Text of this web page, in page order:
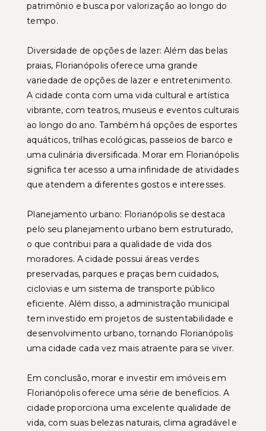
patrimônio e busca por valorização ao longo do
tempo.
Diversidade de opções de lazer: Além das belas
praias, Florianópolis oferece uma grande
variedade de opções de lazer e entretenimento.
A cidade conta com uma vida cultural e artística
vibrante, com teatros, museus e eventos culturais
ao longo do ano. Também há opções de esportes
aquáticos, trilhas ecológicas, passeios de barco e
uma culinária diversificada. Morar em Florianópolis
significa ter acesso a uma infinidade de atividades
que atendem a diferentes gostos e interesses.
Planejamento urbano: Florianópolis se destaca
pelo seu planejamento urbano bem estruturado,
o que contribui para a qualidade de vida dos
moradores. A cidade possui áreas verdes
preservadas, parques e praças bem cuidados,
ciclovias e um sistema de transporte público
eficiente. Além disso, a administração municipal
tem investido em projetos de sustentabilidade e
desenvolvimento urbano, tornando Florianópolis
uma cidade cada vez mais atraente para se viver.
Em conclusão, morar e investir em imóveis em
Florianópolis oferece uma série de benefícios. A
cidade proporciona uma excelente qualidade de
vida, com suas belezas naturais, clima agradável e